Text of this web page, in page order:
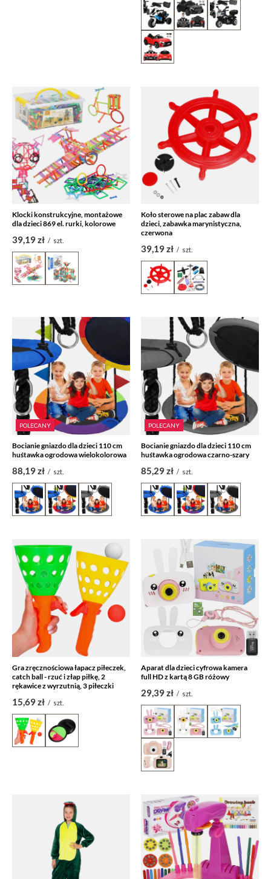
Klocki konstrukcyjne, montażowe
dla dzieci 869 el. rurki, kolorowe
39,19 zł / szt.
Koło sterowe na plac zabaw dla
dzieci, zabawka marynistyczna,
czerwona
39,19 zł / szt.
POLECANY
Bocianie gniazdo dla dzieci 110 cm
huśtawka ogrodowa wielokolorowa
88,19 zł / szt.
POLECANY
Bocianie gniazdo dla dzieci 110 cm
huśtawka ogrodowa czarno-szary
85,29 zł / szt.
Gra zręcznościowa łapacz piłeczek,
catch ball - rzuć i złap piłkę, 2
rękawice z wyrzutnią, 3 piłeczki
15,69 zł / szt.
Aparat dla dzieci cyfrowa kamera
full HD z kartą 8 GB różowy
29,39 zł / szt.